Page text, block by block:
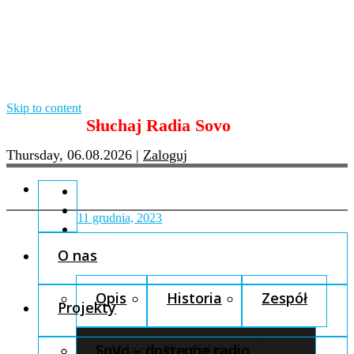
Skip to content
Słuchaj Radia Sovo
Thursday, 06.08.2026 | Zaloguj
O nas
Opis Historia Zespół
Fundacja Pro Cultura
Projekty
SoVo – dostępne radio
11 grudnia, 2023